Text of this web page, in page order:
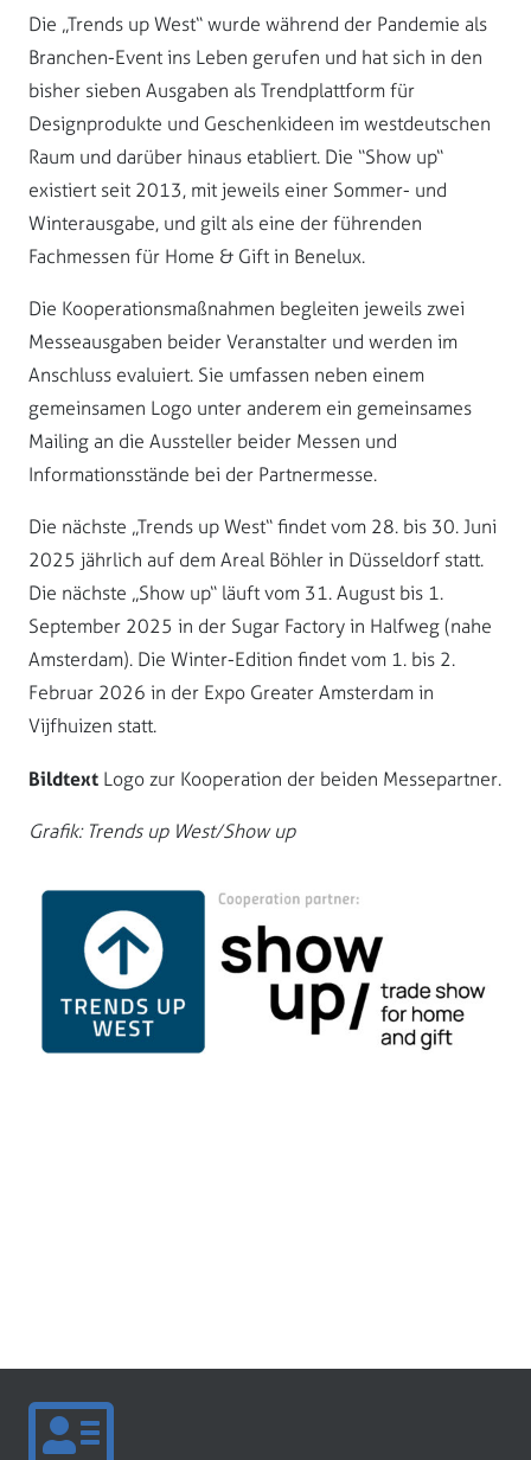
Die „Trends up West“ wurde während der Pandemie als
Branchen-Event ins Leben gerufen und hat sich in den
bisher sieben Ausgaben als Trendplattform für
Designprodukte und Geschenkideen im westdeutschen
Raum und darüber hinaus etabliert. Die “Show up“
existiert seit 2013, mit jeweils einer Sommer- und
Winterausgabe, und gilt als eine der führenden
Fachmessen für Home & Gift in Benelux.
Die Kooperationsmaßnahmen begleiten jeweils zwei
Messeausgaben beider Veranstalter und werden im
Anschluss evaluiert. Sie umfassen neben einem
gemeinsamen Logo unter anderem ein gemeinsames
Mailing an die Aussteller beider Messen und
Informationsstände bei der Partnermesse.
Die nächste „Trends up West“ findet vom 28. bis 30. Juni
2025 jährlich auf dem Areal Böhler in Düsseldorf statt.
Die nächste „Show up“ läuft vom 31. August bis 1.
September 2025 in der Sugar Factory in Halfweg (nahe
Amsterdam). Die Winter-Edition findet vom 1. bis 2.
Februar 2026 in der Expo Greater Amsterdam in
Vijfhuizen statt.
Bildtext Logo zur Kooperation der beiden Messepartner.
Grafik: Trends up West/Show up